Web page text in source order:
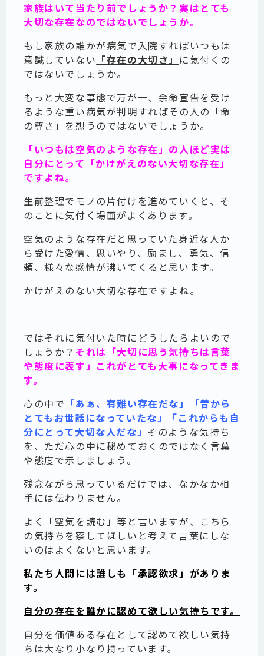
家族はいて当たり前でしょうか？実はとても
大切な存在なのではないでしょうか。
もし家族の誰かが病気で入院すればいつもは
意識していない 「存在の大切さ」 に気付くの
ではないでしょうか。
もっと大変な事態で万が一、余命宣告を受け
るような重い病気が判明すればその人の「命
の尊さ」を想うのではないでしょうか。
「いつもは空気のような存在」の人ほど実は
自分にとって「かけがえのない大切な存在」
ですよね。
生前整理でモノの片付けを進めていくと、そ
のことに気付く場面がよくあります。
空気のような存在だと思っていた身近な人か
ら受けた愛情、思いやり、励まし、勇気、信
頼、様々な感情が沸いてくると思います。
かけがえのない大切な存在ですよね。
ではそれに気付いた時にどうしたらよいので
しょうか？ それは「大切に思う気持ちは言葉
や態度に表す」これがとても大事になってきま
す。
心の中で 「あぁ、有難い存在だな」「昔から
とてもお世話になっていたな」「これからも自
分にとって大切な人だな」 そのような気持ち
を、ただ心の中に秘めておくのではなく言葉
や態度で示しましょう。
残念ながら思っているだけでは、なかなか相
手には伝わりません。
よく「空気を読む」等と言いますが、こちら
の気持ちを察してほしいと考えて言葉にしな
いのはよくないと思います。
私たち人間には誰しも「承認欲求」がありま
す。
自分の存在を誰かに認めて欲しい気持ちです。
自分を価値ある存在として認めて欲しい気持
ちは大なり小なり持っています。